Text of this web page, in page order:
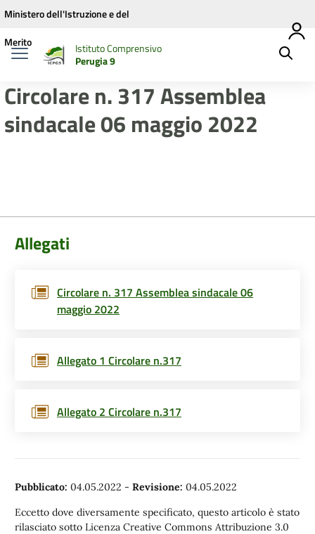
Vai ai contenuti
Vai al menu di navigazione
Vai al footer
Ministero dell'Istruzione e del
Merito
Istituto Comprensivo
Perugia 9
Circolare n. 317 Assemblea
sindacale 06 maggio 2022
Allegati
Circolare n. 317 Assemblea sindacale 06
maggio 2022
Allegato 1 Circolare n.317
Allegato 2 Circolare n.317
Pubblicato: 04.05.2022 - Revisione: 04.05.2022
Eccetto dove diversamente specificato, questo articolo è stato
rilasciato sotto Licenza Creative Commons Attribuzione 3.0